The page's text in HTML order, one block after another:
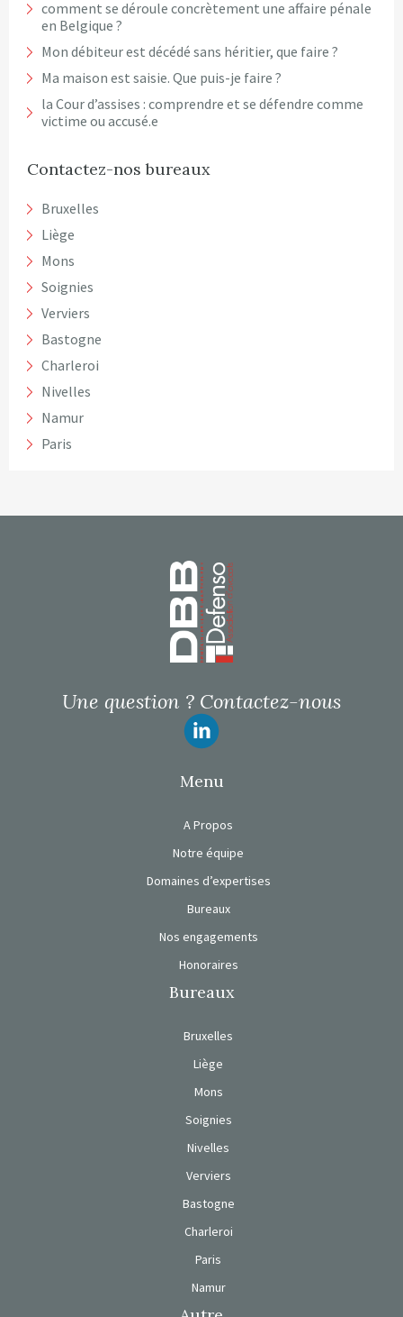
comment se déroule concrètement une affaire pénale
en Belgique ?
Mon débiteur est décédé sans héritier, que faire ?
Ma maison est saisie. Que puis-je faire ?
la Cour d’assises : comprendre et se défendre comme
victime ou accusé.e
Contactez-nos bureaux
Bruxelles
Liège
Mons
Soignies
Verviers
Bastogne
Charleroi
Nivelles
Namur
Paris
Page d’accueil
Une question ? Contactez-nous
Menu
A Propos
Notre équipe
Domaines d’expertises
Bureaux
Nos engagements
Honoraires
Bureaux
Bruxelles
Liège
Mons
Soignies
Nivelles
Verviers
Bastogne
Charleroi
Paris
Namur